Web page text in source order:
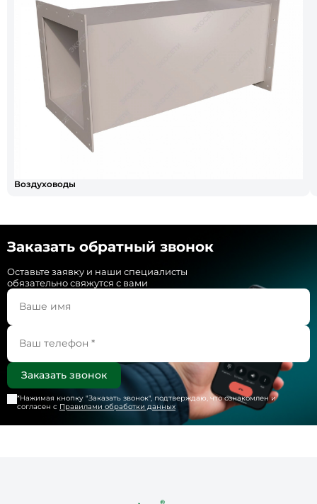
Воздуховоды
Заказать обратный звонок
Оставьте заявку и наши специалисты
обязательно свяжутся с вами
*Нажимая кнопку "Заказать звонок", подтверждаю, что ознакомлен и
согласен с Правилами обработки данных